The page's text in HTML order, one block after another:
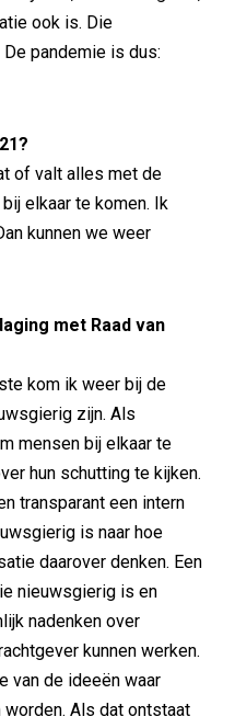
ook is. Die
pandemie is dus:
of valt alles met de
elkaar te komen. Ik
kunnen we weer
met Raad van
kom ik weer bij de
zijn. Als
mensen bij elkaar te
hun schutting te kijken.
transparant een intern
is naar hoe
daarover denken. Een
nieuwsgierig is en
nadenken over
kunnen werken.
van de ideeën waar
Als dat ontstaat